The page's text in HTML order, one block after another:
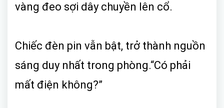
vàng đeo sợi dây chuyền lên cổ.
Chiếc đèn pin vẫn bật, trở thành nguồn
sáng duy nhất trong phòng.“Có phải
mất điện không?”